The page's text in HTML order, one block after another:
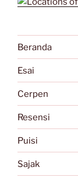
Beranda
Esai
Cerpen
Resensi
Puisi
Sajak